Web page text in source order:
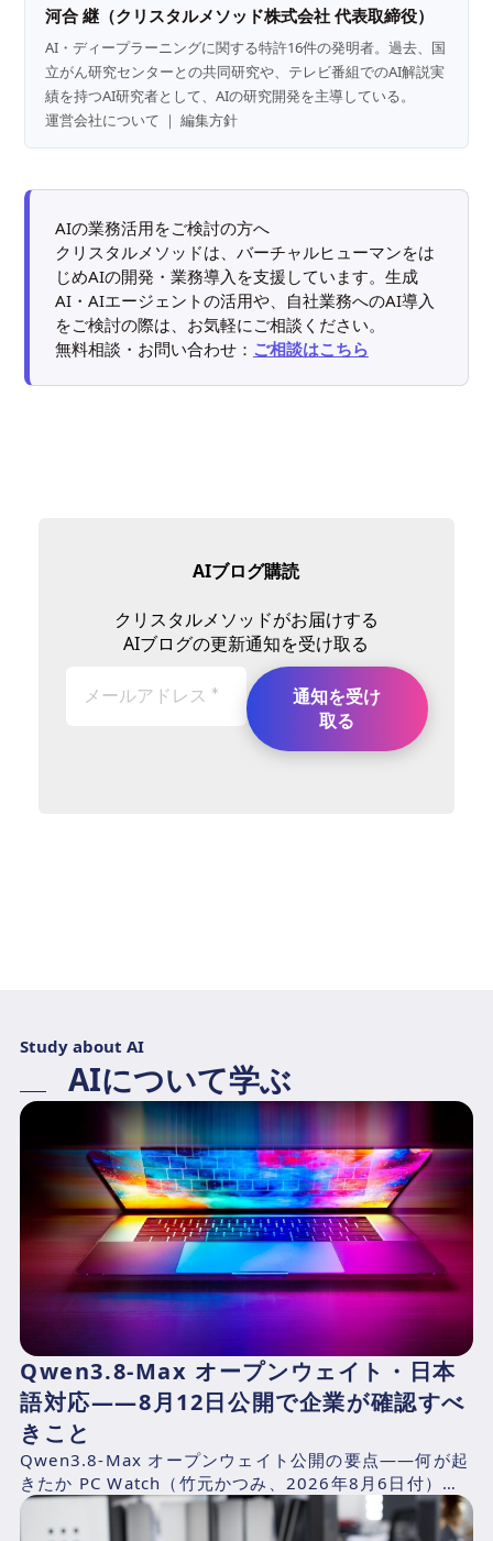
河合 継（クリスタルメソッド株式会社 代表取締役）
AI・ディープラーニングに関する特許16件の発明者。過去、国
立がん研究センターとの共同研究や、テレビ番組でのAI解説実
績を持つAI研究者として、AIの研究開発を主導している。
運営会社について ｜編集方針
AIの業務活用をご検討の方へ
クリスタルメソッドは、バーチャルヒューマンをは
じめAIの開発・業務導入を支援しています。生成
AI・AIエージェントの活用や、自社業務へのAI導入
をご検討の際は、お気軽にご相談ください。
無料相談・お問い合わせ： ご相談はこちら
AIブログ購読
クリスタルメソッドがお届けする
AIブログの更新通知を受け取る
Study about AI
AIについて学ぶ
Qwen3.8-Max オープンウェイト・日本
語対応——8月12日公開で企業が確認すべ
きこと
Qwen3.8-Max オープンウェイト公開の要点——何が起
きたか PC Watch（竹元かつみ、2026年8月6日付）の
報道によれば、AlibabaのQwen...